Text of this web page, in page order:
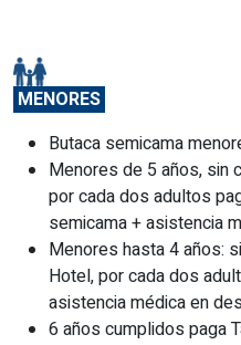
MENORES
Butaca semicama
Menores de 5 años, sin
por cada dos adultos
semicama + asistencia
Menores hasta 4 años:
Hotel, por cada dos
asistencia médica en
6 años cumplidos paga